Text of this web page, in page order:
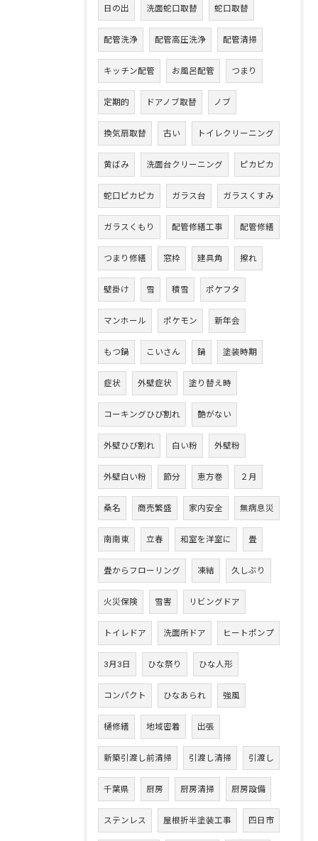
日の出 洗面蛇口取替 蛇口取替
配管洗浄 配管高圧洗浄 配管清掃
キッチン配管 お風呂配管 つまり
定期的 ドアノブ取替 ノブ
換気扇取替 古い トイレクリーニング
黄ばみ 洗面台クリーニング ピカピカ
蛇口ピカピカ ガラス台 ガラスくすみ
ガラスくもり 配管修繕工事 配管修繕
つまり修繕 窓枠 建具角 擦れ
壁掛け 雪 積雪 ポケフタ
マンホール ポケモン 新年会
もつ鍋 こいさん 鍋 塗装時期
症状 外壁症状 塗り替え時
コーキングひび割れ 艶がない
外壁ひび割れ 白い粉 外壁粉
外壁白い粉 節分 恵方巻 ２月
桑名 商売繁盛 家内安全 無病息災
南南東 立春 和室を洋室に 畳
畳からフローリング 凍結 久しぶり
火災保険 雪害 リビングドア
トイレドア 洗面所ドア ヒートポンプ
3月3日 ひな祭り ひな人形
コンパクト ひなあられ 強風
樋修繕 地域密着 出張
新築引渡し前清掃 引渡し清掃 引渡し
千葉県 厨房 厨房清掃 厨房設備
ステンレス 屋根折半塗装工事 四日市